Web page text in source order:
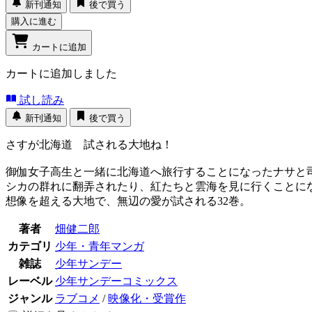
新刊通知
後で買う
購入に進む
カートに追加
カートに追加しました
試し読み
新刊通知 後で買う
さすが北海道 試される大地ね！
御伽女子高生と一緒に北海道へ旅行することになったナサと
シカの群れに翻弄されたり、紅たちと雲海を見に行くことに
想像を超える大地で、無辺の愛が試される32巻。
著者
畑健二郎
カテゴリ 少年・青年マンガ
雑誌
少年サンデー
レーベル 少年サンデーコミックス
ジャンル ラブコメ / 映像化・受賞作